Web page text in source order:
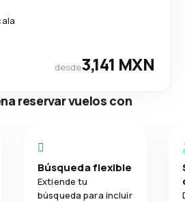
desde3,141 MXN
reservar vuelos con
Búsqueda flexible
Extiende tu
búsqueda para incluir